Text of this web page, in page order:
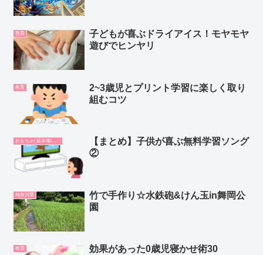
教育
子どもが喜ぶドライアイス！モヤモヤ
遊びでヒンヤリ
教育
2~3歳児とプリント学習に楽しく取り
組むコツ
おもちゃ/ 絵本/動画/教材
【まとめ】子供が喜ぶ無料学習ソング
②
神奈川県
竹で手作り☆水鉄砲&けん玉in舞岡公
園
教育 効果があった0歳児寝かせ術30